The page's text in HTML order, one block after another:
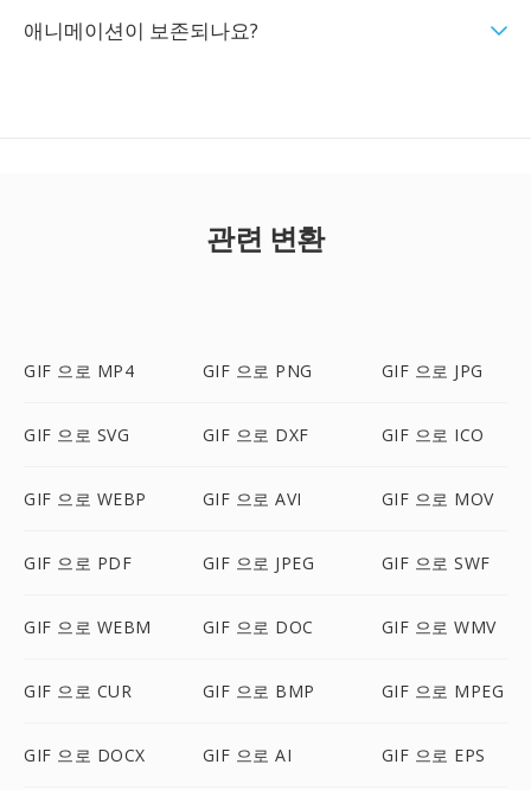
애니메이션이 보존되나요?
관련 변환
GIF 으로 MP4 GIF 으로 PNG GIF 으로 JPG
GIF 으로 SVG GIF 으로 DXF GIF 으로 ICO
GIF 으로 WEBP GIF 으로 AVI GIF 으로 MOV
GIF 으로 PDF GIF 으로 JPEG GIF 으로 SWF
GIF 으로 WEBM GIF 으로 DOC GIF 으로 WMV
GIF 으로 CUR GIF 으로 BMP GIF 으로 MPEG
GIF 으로 DOCX GIF 으로 AI GIF 으로 EPS